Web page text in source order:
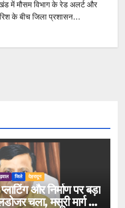
में मौसम विभाग के रेड अलर्ट और
के बीच जिला प्रशासन…
जिले देहरादून
और निर्माण पर बड़ा
चला, मसूरी मार्ग पर